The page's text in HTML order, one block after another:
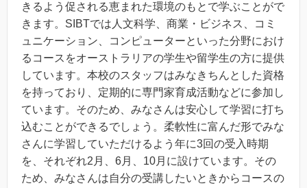
きるよう促される恵まれた環境のもとで学ぶことがで
きます。SIBTでは人文科学、商業・ビジネス、コミ
ュニケーション、コンピューターといった分野におけ
るコースをオーストラリアの学生や留学生の方に提供
しています。本校のスタッフはみなきちんとした資格
を持っており、定期的に専門家育成活動などに参加し
ています。そのため、みなさんは安心して学習に打ち
込むことができるでしょう。柔軟性に富んだ形でみな
さんに学習していただけるよう年に3回の受入時期
を、それぞれ2月、6月、10月に設けています。その
ため、みなさんは自分の受講したいときからコースの